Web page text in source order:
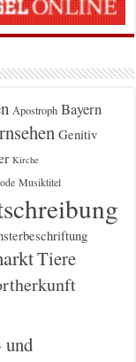
Apostroph Bayern
Genitiv
Kirche
Musiktitel
Tiere
und